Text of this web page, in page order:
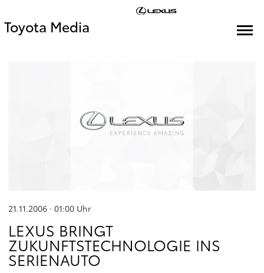
Toyota Media
21.11.2006 · 01:00 Uhr
LEXUS BRINGT
ZUKUNFTSTECHNOLOGIE INS
SERIENAUTO